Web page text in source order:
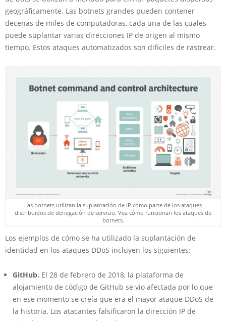
geográficamente. Las botnets grandes pueden contener
decenas de miles de computadoras, cada una de las cuales
puede suplantar varias direcciones IP de origen al mismo
tiempo. Estos ataques automatizados son difíciles de rastrear.
Las botnets utilizan la suplantación de IP como parte de los ataques
distribuidos de denegación de servicio. Vea cómo funcionan los ataques de
botnets.
Los ejemplos de cómo se ha utilizado la suplantación de
identidad en los ataques DDoS incluyen los siguientes:
GitHub. El 28 de febrero de 2018, la plataforma de
alojamiento de código de GitHub se vio afectada por lo que
en ese momento se creía que era el mayor ataque DDoS de
la historia. Los atacantes falsificaron la dirección IP de